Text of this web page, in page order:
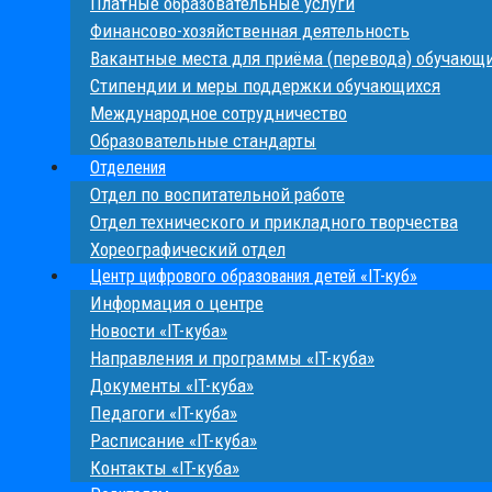
Финансово-хозяйственная деятельность
Вакантные места для приёма (перевода)
Стипендии и меры поддержки обучающихся
Международное сотрудничество
Образовательные стандарты
Отделения
Отдел по воспитательной работе
Отдел технического и прикладного творчества
Хореографический отдел
Центр цифрового образования детей «IT-куб»
Информация о центре
Новости «IT-куба»
Направления и программы «IT-куба»
Документы «IT-куба»
Педагоги «IT-куба»
Расписание «IT-куба»
Контакты «IT-куба»